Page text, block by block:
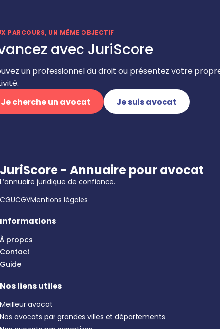
PARCOURS, UN MÊME OBJECTIF
avec JuriScore
un professionnel du droit ou présentez votre
Je cherche un avocat
Je suis avocat
JuriScore - Annuaire pour avocat
L’annuaire juridique de confiance.
CGUCGVMentions légales
Informations
À propos
Contact
Guide
Nos liens utiles
Meilleur avocat
Nos avocats par grandes villes et départements